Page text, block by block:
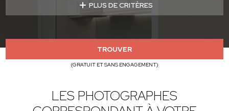
PLUS DE CRITÈRES
TROUVER
(GRATUIT ET SANS ENGAGEMENT)
LES PHOTOGRAPHES